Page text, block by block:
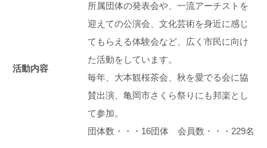
活動内容
所属団体の発表会や、一流アーチストを
迎えての公演会、文化芸術を身近に感じ
てもらえる体験会など、広く市民に向け
た活動をしています。
毎年、大本観桜茶会、秋を愛でる会に協
賛出演、亀岡市さくら祭りにも邦楽とし
て参加。
団体数・・・16団体 会員数・・・229名